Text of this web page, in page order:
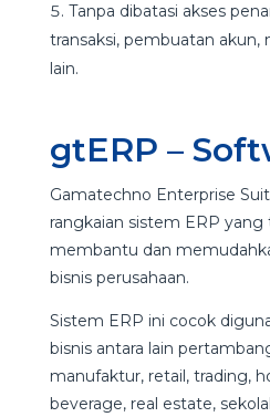
Tanpa dibatasi akses
transaksi, pembuatan akun,
lain.
gtERP –
Gamatechno Enterprise
rangkaian sistem ERP
membantu dan
bisnis perusahaan.
Sistem ERP ini cocok
bisnis antara lain
manufaktur, retail, trading,
beverage, real estate,